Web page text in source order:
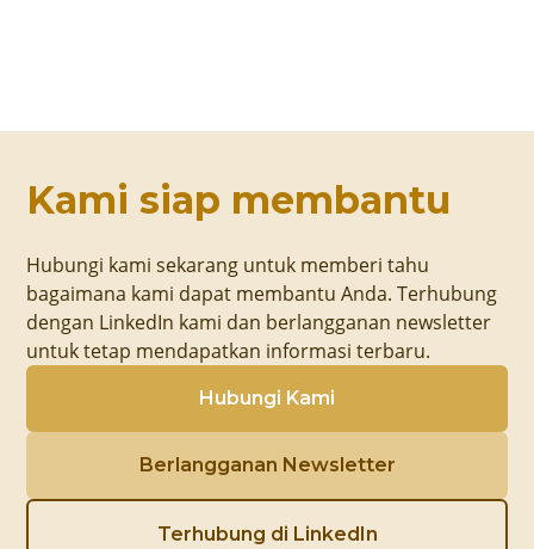
Kami siap membantu
Hubungi kami sekarang untuk memberi tahu
bagaimana kami dapat membantu Anda. Terhubung
dengan LinkedIn kami dan berlangganan newsletter
untuk tetap mendapatkan informasi terbaru.
Hubungi Kami
Berlangganan Newsletter
Terhubung di LinkedIn